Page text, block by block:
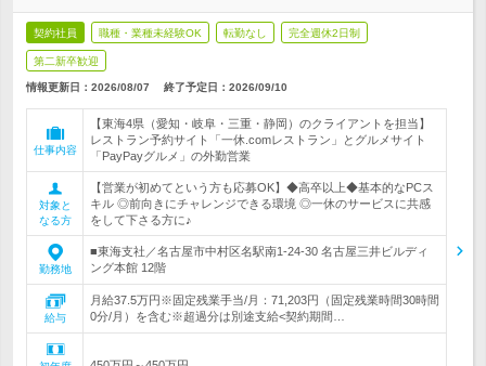
契約社員 職種・業種未経験OK 転勤なし 完全週休2日制
第二新卒歓迎
情報更新日：2026/08/07 終了予定日： 2026/09/10
仕事内容
【東海4県（愛知・岐阜・三重・静岡）のクライアントを担当】
レストラン予約サイト「一休.comレストラン」とグルメサイト
「PayPayグルメ」の外勤営業
対象と
なる方
【営業が初めてという方も応募OK】◆高卒以上◆基本的なPCス
キル ◎前向きにチャレンジできる環境 ◎一休のサービスに共感
をして下さる方に♪
勤務地
■東海支社／名古屋市中村区名駅南1-24-30 名古屋三井ビルディ
ング本館 12階
給与
月給37.5万円※固定残業手当/月：71,203円（固定残業時間30時間
0分/月）を含む※超過分は別途支給<契約期間…